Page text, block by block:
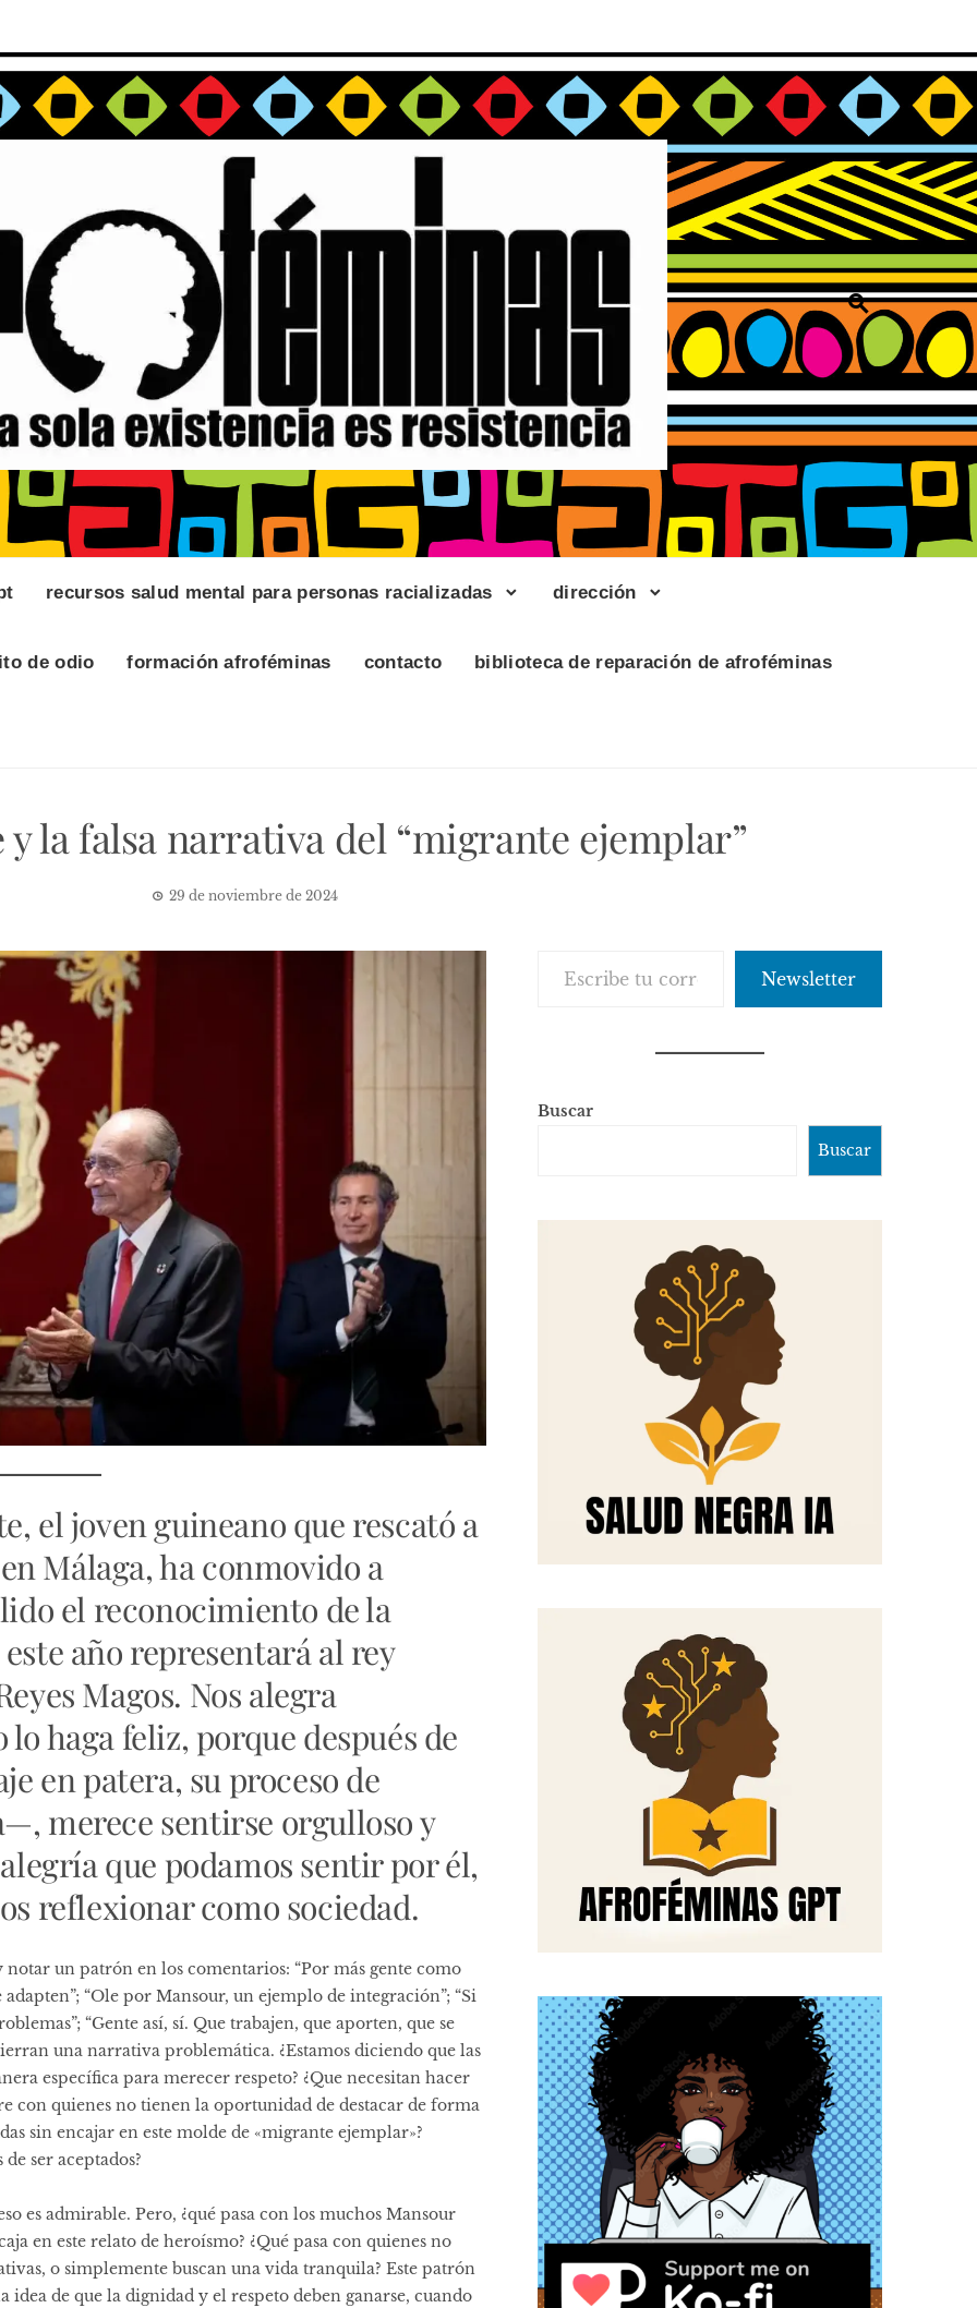
recursos salud mental para personas racializadas dirección
de odio formación afroféminas contacto biblioteca de reparación de afroféminas
la falsa narrativa del “migrante ejemplar”
29 de noviembre de 2024
el joven guineano que rescató a
Málaga, ha conmovido a
el reconocimiento de la
año representará al rey
Magos. Nos alegra
haga feliz, porque después de
en patera, su proceso de
merece sentirse orgulloso y
que podamos sentir por él,
reflexionar como sociedad.
notar un patrón en los comentarios: “Por más gente como
adapten”; “Ole por Mansour, un ejemplo de integración”; “Si
“Gente así, sí. Que trabajen, que aporten, que se
una narrativa problemática. ¿Estamos diciendo que las
específica para merecer respeto? ¿Que necesitan hacer
con quienes no tienen la oportunidad de destacar de forma
sin encajar en este molde de «migrante ejemplar»?
ser aceptados?
es admirable. Pero, ¿qué pasa con los muchos Mansour
en este relato de heroísmo? ¿Qué pasa con quienes no
o simplemente buscan una vida tranquila? Este patrón
de que la dignidad y el respeto deben ganarse, cuando
Newsletter
Buscar
Buscar